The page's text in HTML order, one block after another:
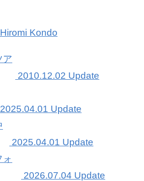
Hiromi Kondo
2010.12.02 Update
2025.04.01 Update
2025.04.01 Update
2026.07.04 Update